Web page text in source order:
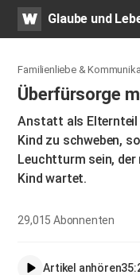
WATVGlaube und
Familienliebe &
Überfürsorge
Anstatt als Elternteil
Kind zu schweben,
Leuchtturm sein, der
Kind wartet.
29,015Abonnenten
Artikel anhören